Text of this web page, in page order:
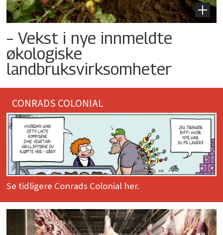
– Vekst i nye innmeldte
økologiske
landbruksvirksomheter
CONRADS COLONIAL
Se tidligere Conrads Colonial her.